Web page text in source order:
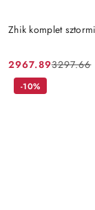
Zhik komplet
Cena
promocyjna:
2967.89
Cena
przed
3297.66
-10%